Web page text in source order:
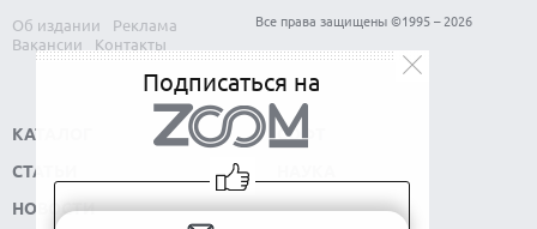
Об издании
Реклама
Вакансии
Контакты
Все права защищены ©1995 – 2026
КАТАЛОГ
СТАТЬИ
НОВОСТИ
СОФТ
Подписаться на